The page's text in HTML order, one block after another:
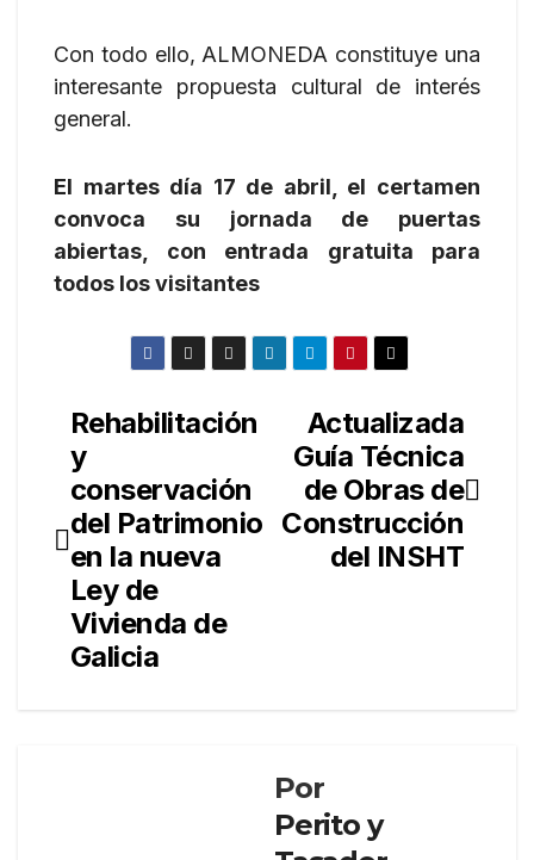
Con todo ello, ALMONEDA constituye una
interesante propuesta cultural de interés
general.
El martes día 17 de abril, el certamen
convoca su jornada de puertas
abiertas, con entrada gratuita para
todos los visitantes
Navegación
de
entradas
Actualizada
Guía Técnica
de Obras de
Construcción
del INSHT
Rehabilitación
y
conservación
del Patrimonio
en la nueva
Ley de
Vivienda de
Galicia
Por
Perito y